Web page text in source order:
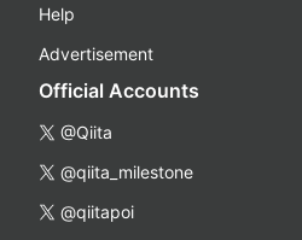
Help
Advertisement
Official Accounts
@Qiita
@qiita_milestone
@qiitapoi